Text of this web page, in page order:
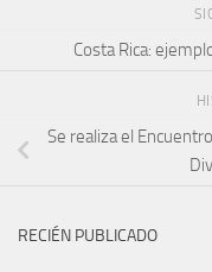
Costa Rica:
Se realiza el
RECIÉN PUBLICADO